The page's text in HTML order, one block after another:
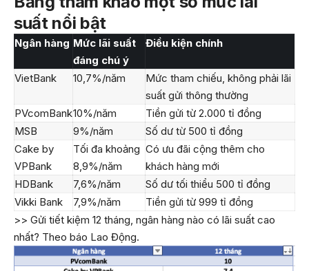
suất nổi bật
Ngân hàng Mức lãi suất
đáng chú ý
Điều kiện chính
VietBank 10,7%/năm
Mức tham chiếu, không phải lãi
suất gửi thông thường
PVcomBank10%/năm
Tiền gửi từ 2.000 tỉ đồng
MSB
9%/năm
Số dư từ 500 tỉ đồng
Cake by
VPBank
Tối đa khoảng
8,9%/năm
Có ưu đãi cộng thêm cho
khách hàng mới
HDBank
7,6%/năm
Số dư tối thiểu 500 tỉ đồng
Vikki Bank
7,9%/năm
Tiền gửi từ 999 tỉ đồng
>> Gửi tiết kiệm 12 tháng, ngân hàng nào có lãi suất cao
nhất? Theo báo Lao Động.